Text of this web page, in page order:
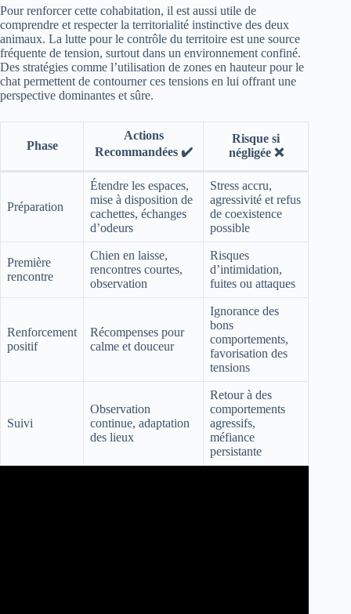
Pour renforcer cette cohabitation, il est aussi utile de
comprendre et respecter la territorialité instinctive des deux
animaux. La lutte pour le contrôle du territoire est une source
fréquente de tension, surtout dans un environnement confiné.
Des stratégies comme l’utilisation de zones en hauteur pour le
chat permettent de contourner ces tensions en lui offrant une
perspective dominantes et sûre.
Phase
Actions
Recommandées ✔️
Risque si
négligée ❌
Préparation
Étendre les espaces,
mise à disposition de
cachettes, échanges
d’odeurs
Stress accru,
agressivité et refus
de coexistence
possible
Première
rencontre
Chien en laisse,
rencontres courtes,
observation
Risques
d’intimidation,
fuites ou attaques
Renforcement
positif
Récompenses pour
calme et douceur
Ignorance des
bons
comportements,
favorisation des
tensions
Suivi
Observation
continue, adaptation
des lieux
Retour à des
comportements
agressifs,
méfiance
persistante